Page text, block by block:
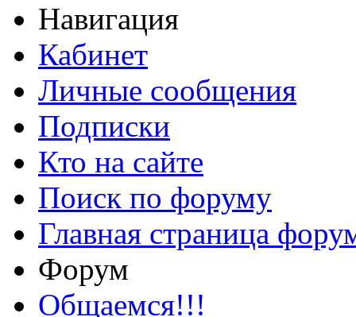
Навигация
Кабинет
Личные сообщения
Подписки
Кто на сайте
Поиск по форуму
Главная страница
Форум
Общаемся!!!